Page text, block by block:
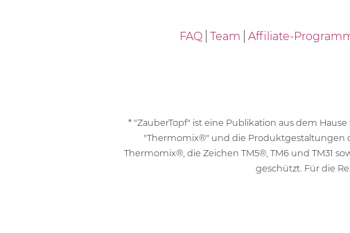
FAQ Team Affiliate-
* "ZauberTopf" ist eine Publikation aus dem
"Thermomix®" und die Produktgestaltungen
Thermomix®, die Zeichen TM5®, TM6 und TM31
geschützt. Für die